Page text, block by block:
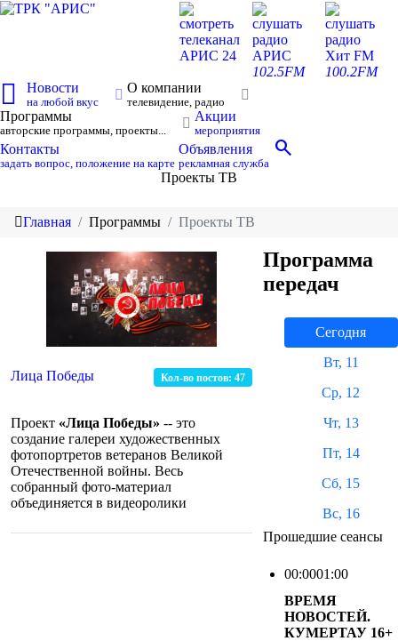
смотреть
телеканал
АРИС 24
слушать
радио
АРИС
102.5FM
слушать
радио
Хит FM
100.2FM
Новости
на любой вкус
О компании
телевидение, радио
Программы
авторские программы, проекты...
Акции
мероприятия
Контакты
задать вопрос, положение на карте
Объявления
рекламная служба
search
Проекты ТВ
Главная Программы Проекты ТВ
Лица Победы Кол-во постов: 47
Проект «Лица Победы» -- это
создание галереи художественных
фотопортретов ветеранов Великой
Отечественной войны. Весь
собранный фото-материал
объединяется в видеоролики
Программа
передач
Сегодня
Вт, 11
Ср, 12
Чт, 13
Пт, 14
Сб, 15
Вс, 16
Прошедшие сеансы
00:0001:00
ВРЕМЯ
НОВОСТЕЙ.
КУМЕРТАУ 16+